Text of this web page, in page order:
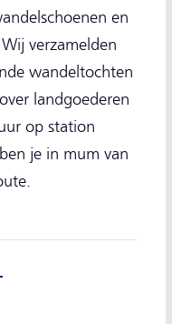
en
verzamelden
wandeltochten
landgoederen
op station
je in mum van